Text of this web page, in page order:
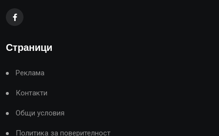
Страници
Реклама
Контакти
Общи условия
Политика за поверителност